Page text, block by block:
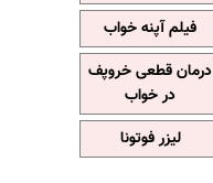
فیلم آپنه خواب
درمان قطعی خروپف
در خواب
لیزر فوتونا